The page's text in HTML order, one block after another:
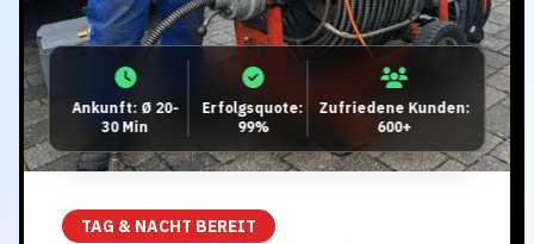
Ankunft: Ø 20-
30 Min
Erfolgsquote:
99%
Zufriedene Kunden:
600+
TAG & NACHT BEREIT